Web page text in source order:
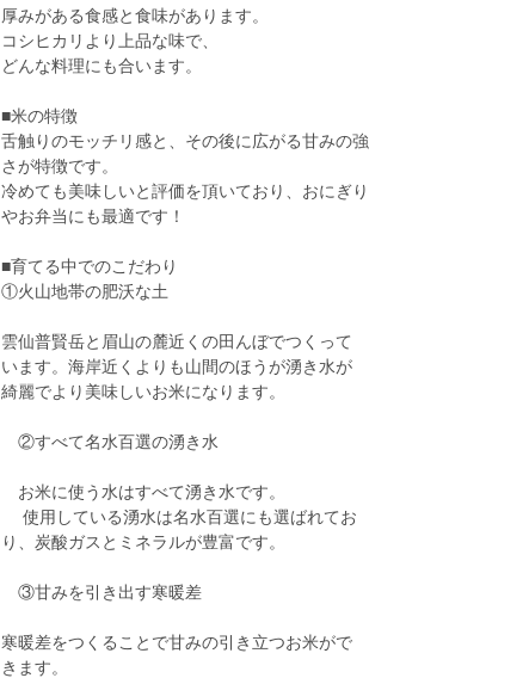
厚みがある食感と食味があります。
コシヒカリより上品な味で、
どんな料理にも合います。
■米の特徴
舌触りのモッチリ感と、その後に広がる甘みの強
さが特徴です。
冷めても美味しいと評価を頂いており、おにぎり
やお弁当にも最適です！
■育てる中でのこだわり
①火山地帯の肥沃な土
雲仙普賢岳と眉山の麓近くの田んぼでつくって
います。海岸近くよりも山間のほうが湧き水が
綺麗でより美味しいお米になります。
②すべて名水百選の湧き水
お米に使う水はすべて湧き水です。
使用している湧水は名水百選にも選ばれてお
り、炭酸ガスとミネラルが豊富です。
③甘みを引き出す寒暖差
寒暖差をつくることで甘みの引き立つお米がで
きます。